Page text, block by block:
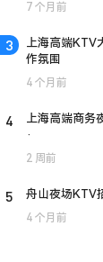
7 个月前
3
上海高端KTV
作氛围
4 个月前
4
上海高端商务
·
2 周前
5 舟山夜场KTV
4 个月前